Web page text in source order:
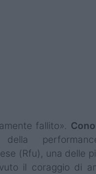
fallito».
(Rfu), una delle
il coraggio di